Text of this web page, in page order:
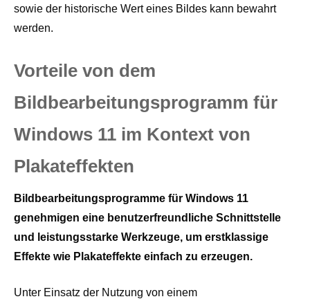
sowie der historische Wert eines Bildes kann bewahrt
werden.
Vorteile von dem
Bildbearbeitungsprogramm für
Windows 11 im Kontext von
Plakateffekten
Bildbearbeitungsprogramme für Windows 11
genehmigen eine benutzerfreundliche Schnittstelle
und leistungsstarke Werkzeuge, um erstklassige
Effekte wie Plakateffekte einfach zu erzeugen.
Unter Einsatz der Nutzung von einem